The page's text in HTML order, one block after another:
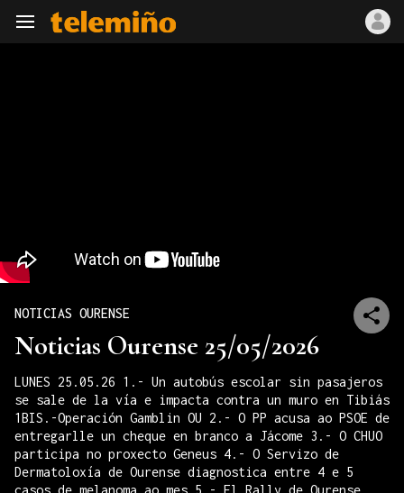
Navegación
NOTICIAS OURENSE
Noticias Ourense 25/05/2026
LUNES 25.05.26 1.- Un autobús escolar sin pasajeros
se sale de la vía e impacta contra un muro en Tibiás
1BIS.-Operación Gamblin OU 2.- O PP acusa ao PSOE de
entregarlle un cheque en branco a Jácome 3.- O CHUO
participa no proxecto Geneus 4.- O Servizo de
Dermatoloxía de Ourense diagnostica entre 4 e 5
casos de melanoma ao mes 5.- El Rally de Ourense